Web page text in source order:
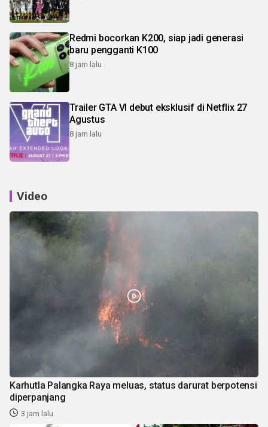
Redmi bocorkan K200, siap jadi generasi
baru pengganti K100
8 jam lalu
Trailer GTA VI debut eksklusif di Netflix 27
Agustus
8 jam lalu
Video
Karhutla Palangka Raya meluas, status darurat berpotensi
diperpanjang
3 jam lalu